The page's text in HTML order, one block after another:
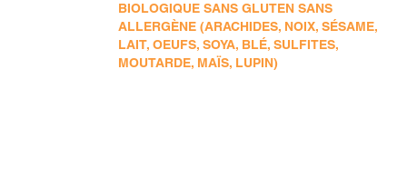
BIOLOGIQUE SANS GLUTEN SANS
ALLERGÈNE (ARACHIDES, NOIX, SÉSAME,
LAIT, OEUFS, SOYA, BLÉ, SULFITES,
MOUTARDE, MAÏS, LUPIN)